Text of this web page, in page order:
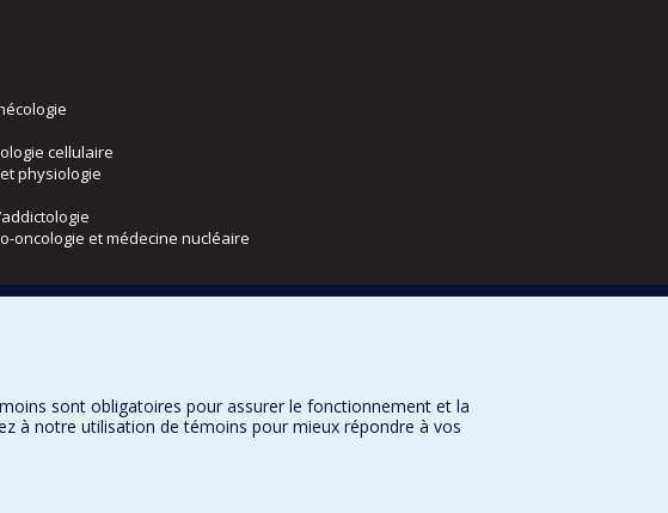
cellulaire
physiologie
oncologie et médecine nucléaire
sont obligatoires pour assurer le fonctionnement et la
à notre utilisation de témoins pour mieux répondre à vos